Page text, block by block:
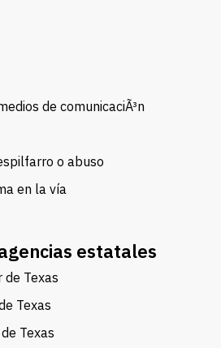
de comunicaciÃ³n
o abuso
en la vía
estatales
de Texas
Texas
Texas